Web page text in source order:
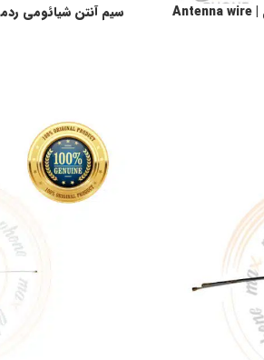
سیم آنتن سامسونگ ام 10 کوتاه اورجینال | Antenna wire
افزودن به سبد خرید